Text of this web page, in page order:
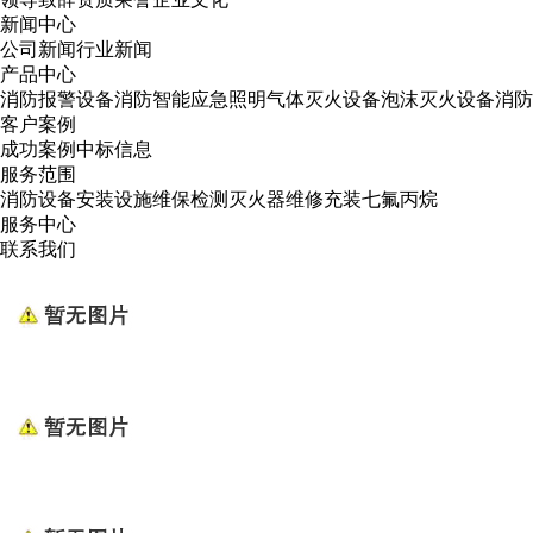
新闻中心
公司新闻行业新闻
产品中心
消防报警设备消防智能应急照明气体灭火设备泡沫灭火设备消
客户案例
成功案例中标信息
服务范围
消防设备安装设施维保检测 灭火器维修充装七氟丙烷
服务中心
联系我们